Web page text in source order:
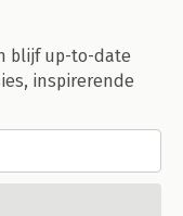
blijf up-to-date
inspirerende